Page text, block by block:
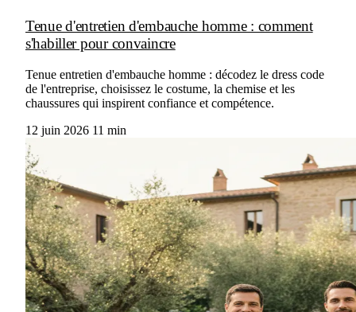
Tenue d'entretien d'embauche homme : comment
s'habiller pour convaincre
Tenue entretien d'embauche homme : décodez le dress code
de l'entreprise, choisissez le costume, la chemise et les
chaussures qui inspirent confiance et compétence.
12 juin 2026 11 min